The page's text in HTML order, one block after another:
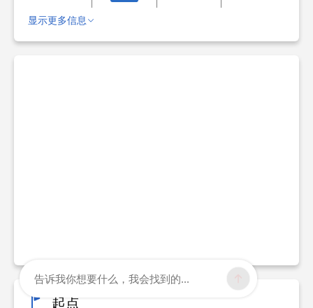
显示更多信息
起点
告诉我你想要什么，我会找到的...